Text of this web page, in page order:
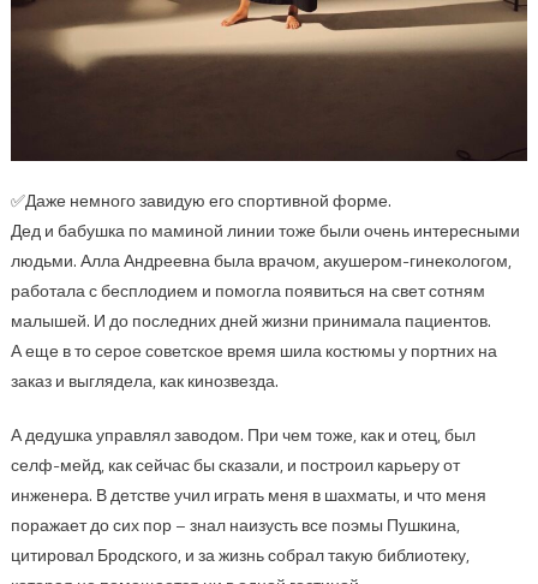
✅Даже немного завидую его спортивной форме.
Дед и бабушка по маминой линии тоже были очень интересными
людьми. Алла Андреевна была врачом, акушером-гинекологом,
работала с бесплодием и помогла появиться на свет сотням
малышей. И до последних дней жизни принимала пациентов.
А еще в то серое советское время шила костюмы у портних на
заказ и выглядела, как кинозвезда.
А дедушка управлял заводом. При чем тоже, как и отец, был
селф-мейд, как сейчас бы сказали, и построил карьеру от
инженера. В детстве учил играть меня в шахматы, и что меня
поражает до сих пор – знал наизусть все поэмы Пушкина,
цитировал Бродского, и за жизнь собрал такую библиотеку,